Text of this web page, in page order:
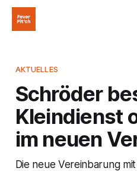
AKTUELLES
Schröder
Kleindienst
im neuen
Die neue Vereinbarung